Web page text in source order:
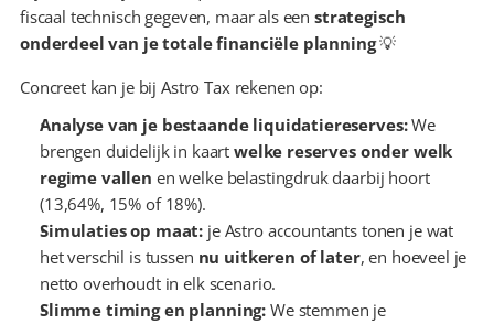
fiscaal technisch gegeven, maar als een strategisch
onderdeel van je totale financiële planning 💡
Concreet kan je bij Astro Tax rekenen op:
Analyse van je bestaande liquidatiereserves: We
brengen duidelijk in kaart welke reserves onder welk
regime vallen en welke belastingdruk daarbij hoort
(13,64%, 15% of 18%).
Simulaties op maat: je Astro accountants tonen je wat
het verschil is tussen nu uitkeren of later, en hoeveel je
netto overhoudt in elk scenario.
Slimme timing en planning: We stemmen je